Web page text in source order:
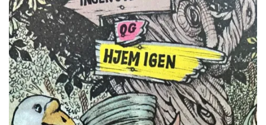
Tilføj
som
favorit